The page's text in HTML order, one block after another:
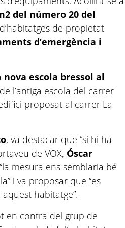
del número 20 del
de propietat
d’emergència i
nova escola bressol al
l’antiga escola del carrer
proposat al carrer La
, va destacar que “si hi ha
de VOX, Óscar
mesura ens semblaria bé
i va proposar que “es
habitatge”.
en contra del grup de